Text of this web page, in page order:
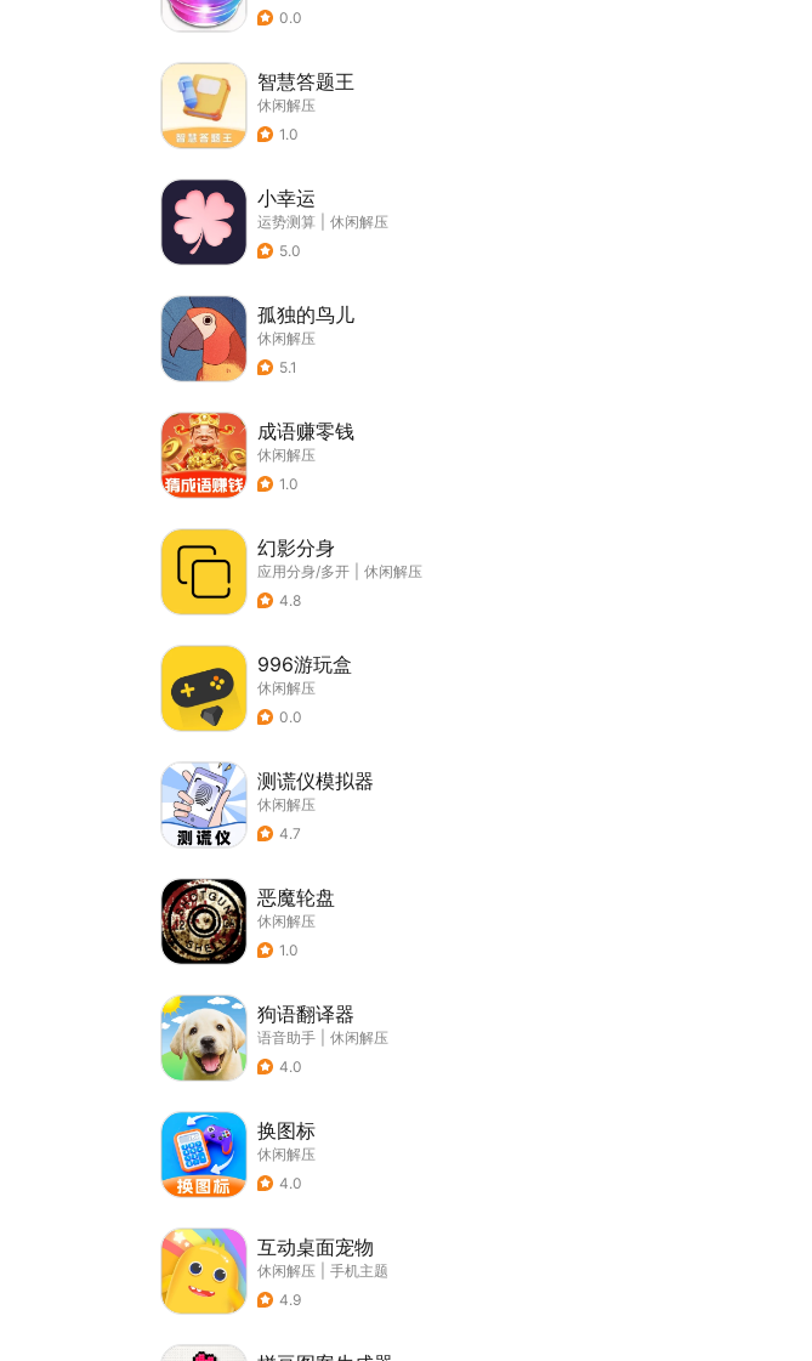
0.0
智慧答题王
休闲解压
1.0
小幸运
运势测算
休闲解压
5.0
孤独的鸟儿
休闲解压
5.1
成语赚零钱
休闲解压
1.0
幻影分身
应用分身/多开
休闲解压
4.8
996游玩盒
休闲解压
0.0
测谎仪模拟器
休闲解压
4.7
恶魔轮盘
休闲解压
1.0
狗语翻译器
语音助手
休闲解压
4.0
换图标
休闲解压
4.0
互动桌面宠物
休闲解压
手机主题
4.9